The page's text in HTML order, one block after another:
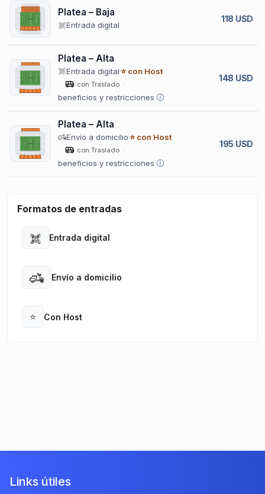
Platea – Baja
Entrada digital
118 USD
Platea – Alta
Entrada digital⭐ con Host
con Traslado
beneficios y restricciones
148 USD
Platea – Alta
Envío a domicilio⭐ con Host
con Traslado
beneficios y restricciones
195 USD
Formatos de entradas
Entrada digital
Open
Envío a domicilio
Open
⭐ Con Host
Open
Links útiles